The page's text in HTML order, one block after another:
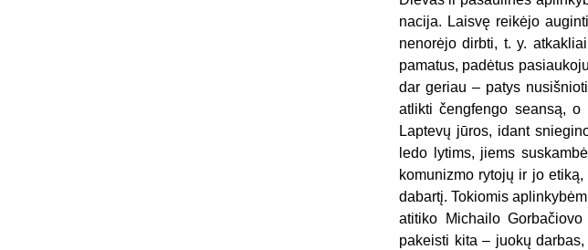
nacija. Laisvę reikėjo
nenorėjo dirbti, t. y.
pamatus, padėtus
dar geriau – patys
atlikti čengfengo seansą,
Laptevų jūros, idant
ledo lytims, jiems
komunizmo rytojų ir jo
dabartį. Tokiomis
atitiko Michailo
pakeisti kita – juokų